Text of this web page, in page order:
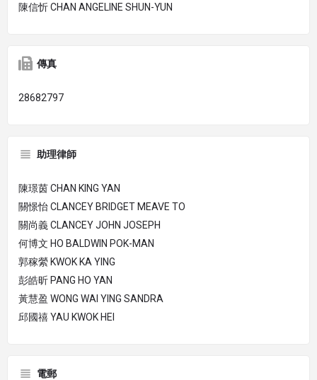
陳信忻 CHAN ANGELINE SHUN-YUN
傳真
28682797
助理律師
陳璟茵 CHAN KING YAN
關憬怡 CLANCEY BRIDGET MEAVE TO
關尚義 CLANCEY JOHN JOSEPH
何博文 HO BALDWIN POK-MAN
郭稼縈 KWOK KA YING
彭皓昕 PANG HO YAN
黃慧盈 WONG WAI YING SANDRA
邱國禧 YAU KWOK HEI
電郵